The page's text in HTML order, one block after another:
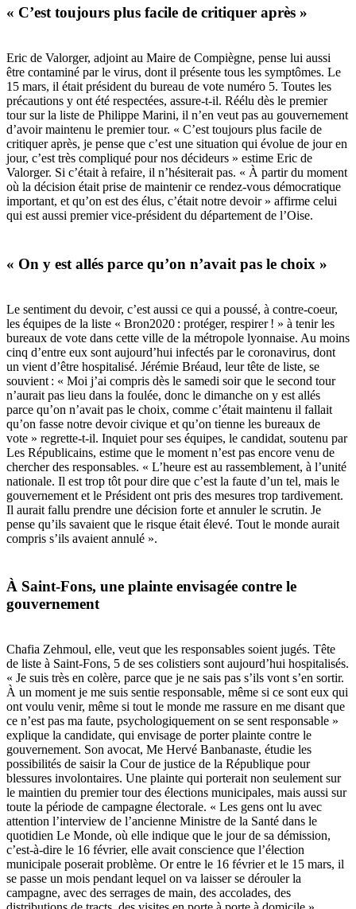
« C’est toujours plus facile de critiquer après »
Eric de Valorger, adjoint au Maire de Compiègne, pense lui aussi
être contaminé par le virus, dont il présente tous les symptômes. Le
15 mars, il était président du bureau de vote numéro 5. Toutes les
précautions y ont été respectées, assure-t-il. Réélu dès le premier
tour sur la liste de Philippe Marini, il n’en veut pas au gouvernement
d’avoir maintenu le premier tour. « C’est toujours plus facile de
critiquer après, je pense que c’est une situation qui évolue de jour en
jour, c’est très compliqué pour nos décideurs » estime Eric de
Valorger. Si c’était à refaire, il n’hésiterait pas. « À partir du moment
où la décision était prise de maintenir ce rendez-vous démocratique
important, et qu’on est des élus, c’était notre devoir » affirme celui
qui est aussi premier vice-président du département de l’Oise.
« On y est allés parce qu’on n’avait pas le choix »
Le sentiment du devoir, c’est aussi ce qui a poussé, à contre-coeur,
les équipes de la liste « Bron2020 : protéger, respirer ! » à tenir les
bureaux de vote dans cette ville de la métropole lyonnaise. Au moins
cinq d’entre eux sont aujourd’hui infectés par le coronavirus, dont
un vient d’être hospitalisé. Jérémie Bréaud, leur tête de liste, se
souvient : « Moi j’ai compris dès le samedi soir que le second tour
n’aurait pas lieu dans la foulée, donc le dimanche on y est allés
parce qu’on n’avait pas le choix, comme c’était maintenu il fallait
qu’on fasse notre devoir civique et qu’on tienne les bureaux de
vote » regrette-t-il. Inquiet pour ses équipes, le candidat, soutenu par
Les Républicains, estime que le moment n’est pas encore venu de
chercher des responsables. « L’heure est au rassemblement, à l’unité
nationale. Il est trop tôt pour dire que c’est la faute d’un tel, mais le
gouvernement et le Président ont pris des mesures trop tardivement.
Il aurait fallu prendre une décision forte et annuler le scrutin. Je
pense qu’ils savaient que le risque était élevé. Tout le monde aurait
compris s’ils avaient annulé ».
À Saint-Fons, une plainte envisagée contre le
gouvernement
Chafia Zehmoul, elle, veut que les responsables soient jugés. Tête
de liste à Saint-Fons, 5 de ses colistiers sont aujourd’hui hospitalisés.
« Je suis très en colère, parce que je ne sais pas s’ils vont s’en sortir.
À un moment je me suis sentie responsable, même si ce sont eux qui
ont voulu venir, même si tout le monde me rassure en me disant que
ce n’est pas ma faute, psychologiquement on se sent responsable »
explique la candidate, qui envisage de porter plainte contre le
gouvernement. Son avocat, Me Hervé Banbanaste, étudie les
possibilités de saisir la Cour de justice de la République pour
blessures involontaires. Une plainte qui porterait non seulement sur
le maintien du premier tour des élections municipales, mais aussi sur
toute la période de campagne électorale. « Les gens ont lu avec
attention l’interview de l’ancienne Ministre de la Santé dans le
quotidien Le Monde, où elle indique que le jour de sa démission,
c’est-à-dire le 16 février, elle avait conscience que l’élection
municipale poserait problème. Or entre le 16 février et le 15 mars, il
se passe un mois pendant lequel on va laisser se dérouler la
campagne, avec des serrages de main, des accolades, des